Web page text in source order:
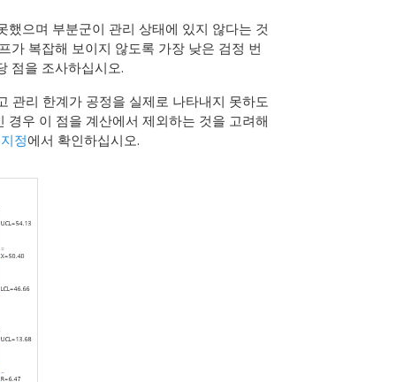
으며 부분군이 관리 상태에 있지 않다는 것
가 복잡해 보이지 않도록 가장 낮은 검정 번
점을 조사하십시오.
관리 한계가 공정을 실제로 나타내지 못하도
우 이 점을 계산에서 제외하는 것을 고려해
정에서 확인하십시오.